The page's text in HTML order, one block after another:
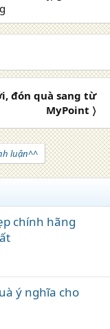
đón quà sang từ
MyPoint 〉
luận^^
chính hãng
ý nghĩa cho